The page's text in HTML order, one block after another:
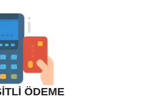
ÖDEME